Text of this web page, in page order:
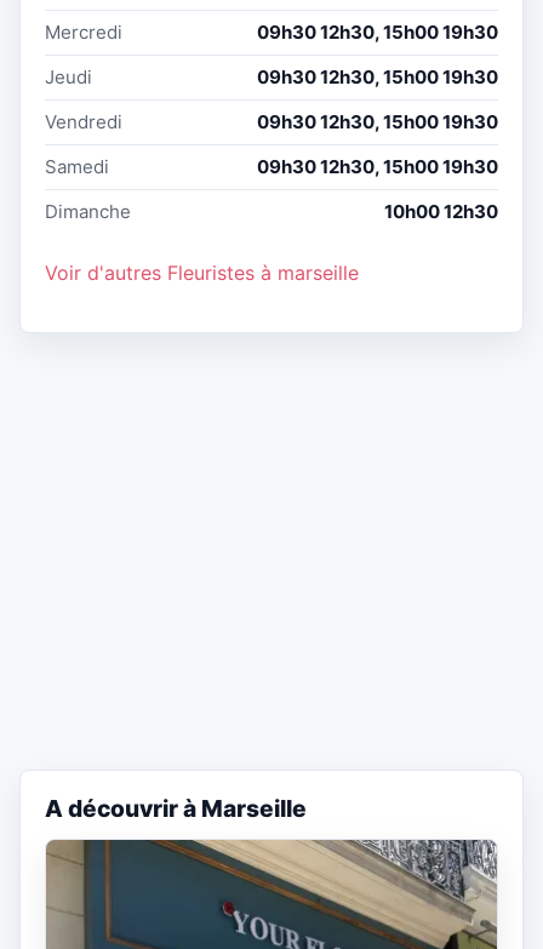
Mercredi
09h30 12h30, 15h00 19h30
Jeudi
09h30 12h30, 15h00 19h30
Vendredi
09h30 12h30, 15h00 19h30
Samedi
09h30 12h30, 15h00 19h30
Dimanche
10h00 12h30
Voir d'autres Fleuristes à marseille
A découvrir à Marseille